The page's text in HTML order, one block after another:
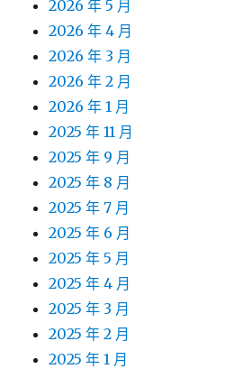
2026 年 5 月
2026 年 4 月
2026 年 3 月
2026 年 2 月
2026 年 1 月
2025 年 11 月
2025 年 9 月
2025 年 8 月
2025 年 7 月
2025 年 6 月
2025 年 5 月
2025 年 4 月
2025 年 3 月
2025 年 2 月
2025 年 1 月